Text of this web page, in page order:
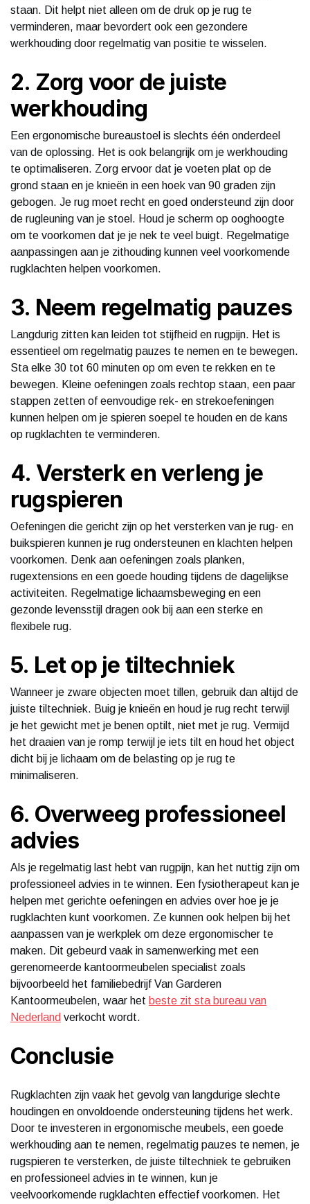
staan. Dit helpt niet alleen om de druk op je rug te
verminderen, maar bevordert ook een gezondere
werkhouding door regelmatig van positie te wisselen.
2. Zorg voor de juiste
werkhouding
Een ergonomische bureaustoel is slechts één onderdeel
van de oplossing. Het is ook belangrijk om je werkhouding
te optimaliseren. Zorg ervoor dat je voeten plat op de
grond staan en je knieën in een hoek van 90 graden zijn
gebogen. Je rug moet recht en goed ondersteund zijn door
de rugleuning van je stoel. Houd je scherm op ooghoogte
om te voorkomen dat je je nek te veel buigt. Regelmatige
aanpassingen aan je zithouding kunnen veel voorkomende
rugklachten helpen voorkomen.
3. Neem regelmatig pauzes
Langdurig zitten kan leiden tot stijfheid en rugpijn. Het is
essentieel om regelmatig pauzes te nemen en te bewegen.
Sta elke 30 tot 60 minuten op om even te rekken en te
bewegen. Kleine oefeningen zoals rechtop staan, een paar
stappen zetten of eenvoudige rek- en strekoefeningen
kunnen helpen om je spieren soepel te houden en de kans
op rugklachten te verminderen.
4. Versterk en verleng je
rugspieren
Oefeningen die gericht zijn op het versterken van je rug- en
buikspieren kunnen je rug ondersteunen en klachten helpen
voorkomen. Denk aan oefeningen zoals planken,
rugextensions en een goede houding tijdens de dagelijkse
activiteiten. Regelmatige lichaamsbeweging en een
gezonde levensstijl dragen ook bij aan een sterke en
flexibele rug.
5. Let op je tiltechniek
Wanneer je zware objecten moet tillen, gebruik dan altijd de
juiste tiltechniek. Buig je knieën en houd je rug recht terwijl
je het gewicht met je benen optilt, niet met je rug. Vermijd
het draaien van je romp terwijl je iets tilt en houd het object
dicht bij je lichaam om de belasting op je rug te
minimaliseren.
6. Overweeg professioneel
advies
Als je regelmatig last hebt van rugpijn, kan het nuttig zijn om
professioneel advies in te winnen. Een fysiotherapeut kan je
helpen met gerichte oefeningen en advies over hoe je je
rugklachten kunt voorkomen. Ze kunnen ook helpen bij het
aanpassen van je werkplek om deze ergonomischer te
maken. Dit gebeurd vaak in samenwerking met een
gerenomeerde kantoormeubelen specialist zoals
bijvoorbeeld het familiebedrijf Van Garderen
Kantoormeubelen, waar het beste zit sta bureau van
Nederland verkocht wordt.
Conclusie
Rugklachten zijn vaak het gevolg van langdurige slechte
houdingen en onvoldoende ondersteuning tijdens het werk.
Door te investeren in ergonomische meubels, een goede
werkhouding aan te nemen, regelmatig pauzes te nemen, je
rugspieren te versterken, de juiste tiltechniek te gebruiken
en professioneel advies in te winnen, kun je
veelvoorkomende rugklachten effectief voorkomen. Het